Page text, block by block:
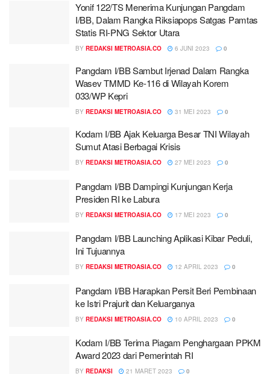
Yonif 122/TS Menerima Kunjungan Pangdam
I/BB, Dalam Rangka Riksiapops Satgas Pamtas
Statis RI-PNG Sektor Utara
BY REDAKSI METROASIA.CO 6 JUNI 2023 0
Pangdam I/BB Sambut Irjenad Dalam Rangka
Wasev TMMD Ke-116 di Wilayah Korem
033/WP Kepri
BY REDAKSI METROASIA.CO 31 MEI 2023 0
Kodam I/BB Ajak Keluarga Besar TNI Wilayah
Sumut Atasi Berbagai Krisis
BY REDAKSI METROASIA.CO 27 MEI 2023 0
Pangdam I/BB Dampingi Kunjungan Kerja
Presiden RI ke Labura
BY REDAKSI METROASIA.CO 17 MEI 2023 0
Pangdam I/BB Launching Aplikasi Kibar Peduli,
Ini Tujuannya
BY REDAKSI METROASIA.CO 12 APRIL 2023 0
Pangdam I/BB Harapkan Persit Beri Pembinaan
ke Istri Prajurit dan Keluarganya
BY REDAKSI METROASIA.CO 10 APRIL 2023 0
Kodam I/BB Terima Piagam Penghargaan PPKM
Award 2023 dari Pemerintah RI
BY REDAKSI 21 MARET 2023 0